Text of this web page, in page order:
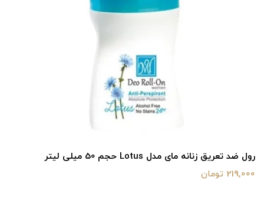
رول ضد تعریق زنانه مای مدل Lotus حجم 50 میلی‌ لیتر
219,000 تومان